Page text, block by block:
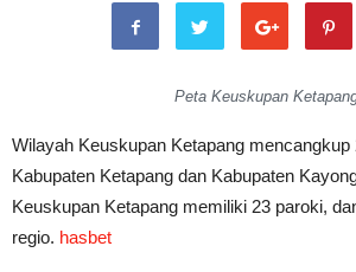
Peta Keuskupan
Wilayah Keuskupan Ketapang mencangkup
Kabupaten Ketapang dan Kabupaten
Keuskupan Ketapang memiliki 23 paroki,
regio. hasbet